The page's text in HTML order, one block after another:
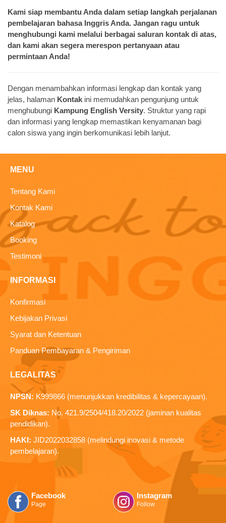
Kami siap membantu Anda dalam setiap langkah perjalanan
pembelajaran bahasa Inggris Anda. Jangan ragu untuk
menghubungi kami melalui berbagai saluran kontak di atas,
dan kami akan segera merespon pertanyaan atau
permintaan Anda!
Dengan menambahkan informasi lengkap dan kontak yang
jelas, halaman Kontak ini memudahkan pengunjung untuk
menghubungi Kampung English Versity. Struktur yang rapi
dan informasi yang lengkap memastikan kenyamanan bagi
calon siswa yang ingin berkomunikasi lebih lanjut.
MENU
Tentang Kami
Kontak Kami
Katalog
Booking
Testimoni
INFORMASI
Konfirmasi
Kebijakan Privasi
Syarat dan Ketentuan
Panduan Pembayaran & Pengiriman
LEGALITAS
NPSN: K999866 (menunjukkan kredibilitas & kepercayaan).
SK Diknas: No. 421.9/2504/418.20/2022 (jaminan kualitas
pendidikan).
HAKI: JID2022032858 (melindungi inovasi & metode
pembelajaran).
Facebook
Page
Instagram
Follow